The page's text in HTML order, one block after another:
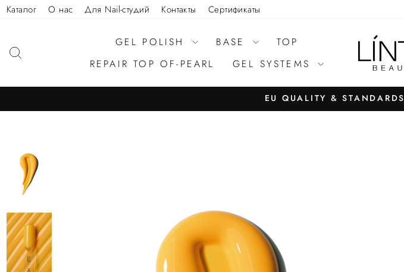
Каталог О нас Для Nail-студий Контакты Сертификаты
GEL POLISH BASE
TOP
REPAIR TOP OF-PEARL
GEL SYSTEMS
EU QUALITY & STANDARDS